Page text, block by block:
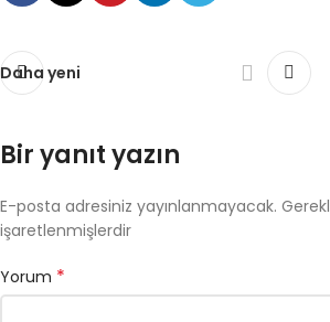
Daha yeni
Bir yanıt yazın
E-posta adresiniz yayınlanmayacak.
işaretlenmişlerdir
Yorum *